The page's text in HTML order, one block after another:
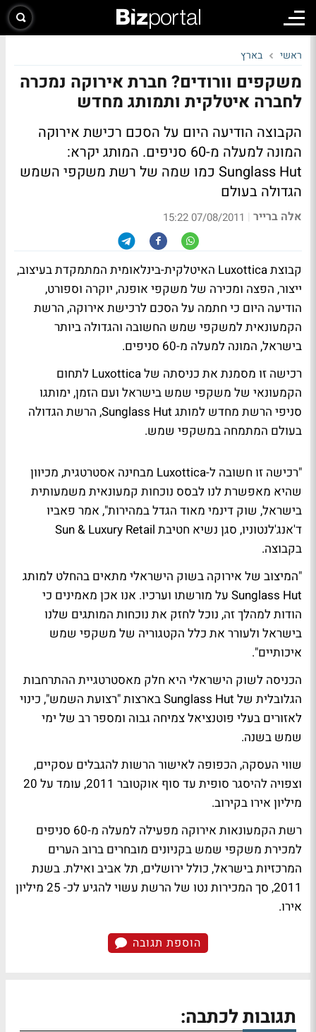
ראשי בארץ
משקפים וורודים? חברת אירוקה נמכרה
לחברה איטלקית ותמותג מחדש
הקבוצה הודיעה היום על הסכם רכישת אירוקה
המונה למעלה מ-60 סניפים. המותג יקרא:
Sunglass Hut כמו שמה של רשת משקפי השמש
הגדולה בעולם
אלה ברייר |
07/08/2011 15:22
קבוצת Luxottica האיטלקית-בינלאומית המתמקדת בעיצוב,
ייצור, הפצה ומכירה של משקפי אופנה, יוקרה וספורט,
הודיעה היום כי חתמה על הסכם לרכישת אירוקה, הרשת
הקמעונאית למשקפי שמש החשובה והגדולה ביותר
בישראל, המונה למעלה מ-60 סניפים.
רכישה זו מסמנת את כניסתה של Luxottica לתחום
הקמעונאי של משקפי שמש בישראל ועם הזמן, ימותגו
סניפי הרשת מחדש למותג Sunglass Hut, הרשת הגדולה
בעולם המתמחה במשקפי שמש.
"רכישה זו חשובה ל-Luxottica מבחינה אסטרטגית, מכיוון
שהיא מאפשרת לנו לבסס נוכחות קמעונאית משמעותית
בישראל, שוק דינמי מאוד הגדל במהירות", אמר פאביו
ד'אנג'לנטוניו, סגן נשיא חטיבת Sun & Luxury Retail
בקבוצה.
"המיצוב של אירוקה בשוק הישראלי מתאים בהחלט למותג
Sunglass Hut על מורשתו וערכיו. אנו אכן מאמינים כי
הודות למהלך זה, נוכל לחזק את נוכחות המותגים שלנו
בישראל ולעורר את כלל הקטגוריה של משקפי שמש
איכותיים".
הכניסה לשוק הישראלי היא חלק מאסטרטגיית ההתרחבות
הגלובלית של Sunglass Hut בארצות "רצועת השמש", כינוי
לאזורים בעלי פוטנציאל צמיחה גבוה ומספר רב של ימי
שמש בשנה.
שווי העסקה, הכפופה לאישור הרשות להגבלים עסקיים,
וצפויה להיסגר סופית עד סוף אוקטובר 2011, עומד על 20
מיליון אירו בקירוב.
רשת הקמעונאות אירוקה מפעילה למעלה מ-60 סניפים
למכירת משקפי שמש בקניונים מובחרים ברוב הערים
המרכזיות בישראל, כולל ירושלים, תל אביב ואילת. בשנת
2011, סך המכירות נטו של הרשת עשוי להגיע לכ- 25 מיליון
אירו.
הוספת תגובה
תגובות לכתבה: